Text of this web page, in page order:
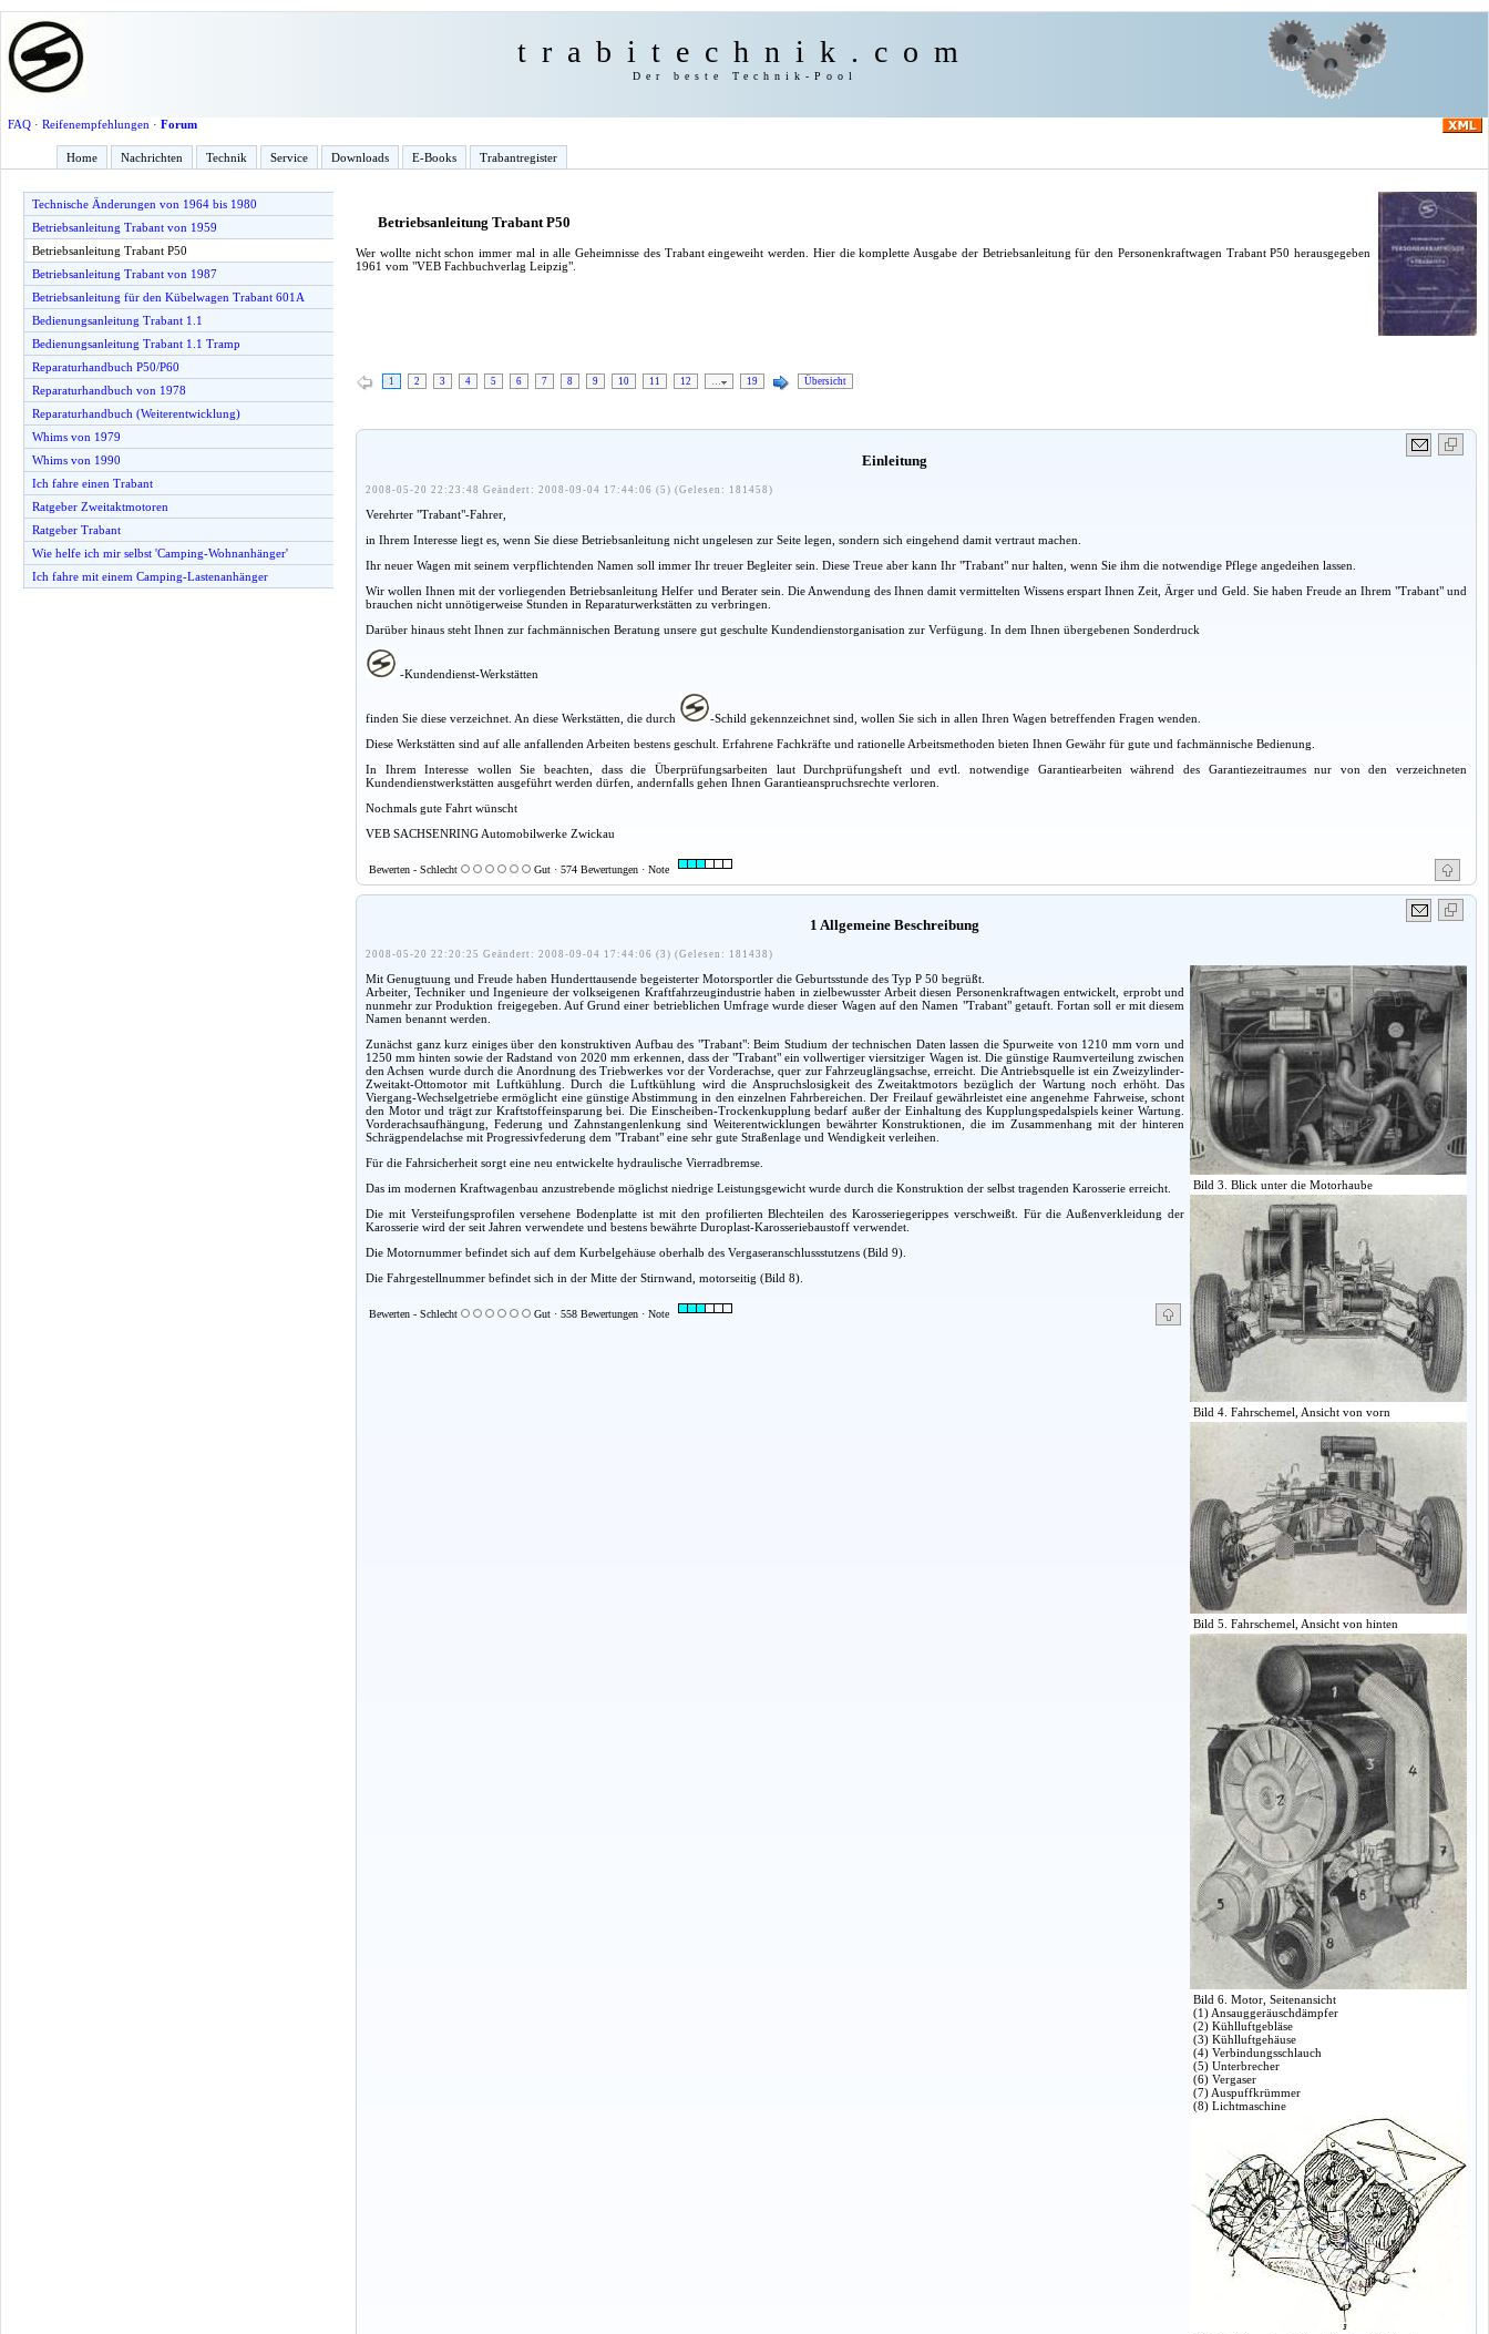
trabitechnik.com
Der beste Technik-Pool
FAQ· Reifenempfehlungen · Forum
Home Nachrichten Technik Service Downloads E-Books Trabantregister
Technische Änderungen von 1964 bis 1980
Betriebsanleitung Trabant von 1959
Betriebsanleitung Trabant P50
Betriebsanleitung Trabant von 1987
Betriebsanleitung für den Kübelwagen Trabant 601A
Bedienungsanleitung Trabant 1.1
Bedienungsanleitung Trabant 1.1 Tramp
Reparaturhandbuch P50/P60
Reparaturhandbuch von 1978
Reparaturhandbuch (Weiterentwicklung)
Whims von 1979
Whims von 1990
Ich fahre einen Trabant
Ratgeber Zweitaktmotoren
Ratgeber Trabant
Wie helfe ich mir selbst 'Camping-Wohnanhänger'
Ich fahre mit einem Camping-Lastenanhänger
Betriebsanleitung Trabant P50
Wer wollte nicht schon immer mal in alle Geheimnisse des Trabant eingeweiht werden. Hier die komplette Ausgabe der Betriebsanleitung für den Personenkraftwagen Trabant P50 herausgegeben
1961 vom "VEB Fachbuchverlag Leipzig".
1 2 3 4 5 6 7 8 9 10 11 12 … 19 Übersicht
Einleitung
2008-05-20 22:23:48 Geändert: 2008-09-04 17:44:06 (5) (Gelesen: 181458)
Verehrter "Trabant"-Fahrer,
in Ihrem Interesse liegt es, wenn Sie diese Betriebsanleitung nicht ungelesen zur Seite legen, sondern sich eingehend damit vertraut machen.
Ihr neuer Wagen mit seinem verpflichtenden Namen soll immer Ihr treuer Begleiter sein. Diese Treue aber kann Ihr "Trabant" nur halten, wenn Sie ihm die notwendige Pflege angedeihen lassen.
Wir wollen Ihnen mit der vorliegenden Betriebsanleitung Helfer und Berater sein. Die Anwendung des Ihnen damit vermittelten Wissens erspart Ihnen Zeit, Ärger und Geld. Sie haben Freude an Ihrem "Trabant" und
brauchen nicht unnötigerweise Stunden in Reparaturwerkstätten zu verbringen.
Darüber hinaus steht Ihnen zur fachmännischen Beratung unsere gut geschulte Kundendienstorganisation zur Verfügung. In dem Ihnen übergebenen Sonderdruck
-Kundendienst-Werkstätten
finden Sie diese verzeichnet. An diese Werkstätten, die durch
-Schild gekennzeichnet sind, wollen Sie sich in allen Ihren Wagen betreffenden Fragen wenden.
Diese Werkstätten sind auf alle anfallenden Arbeiten bestens geschult. Erfahrene Fachkräfte und rationelle Arbeitsmethoden bieten Ihnen Gewähr für gute und fachmännische Bedienung.
In Ihrem Interesse wollen Sie beachten, dass die Überprüfungsarbeiten laut Durchprüfungsheft und evtl. notwendige Garantiearbeiten während des Garantiezeitraumes nur von den verzeichneten
Kundendienstwerkstätten ausgeführt werden dürfen, andernfalls gehen Ihnen Garantieanspruchsrechte verloren.
Nochmals gute Fahrt wünscht
VEB SACHSENRING Automobilwerke Zwickau
Bewerten - Schlecht Gut · 574 Bewertungen · Note
1 Allgemeine Beschreibung
2008-05-20 22:20:25 Geändert: 2008-09-04 17:44:06 (3) (Gelesen: 181438)
Bild 3. Blick unter die Motorhaube
Bild 4. Fahrschemel, Ansicht von vorn
Bild 5. Fahrschemel, Ansicht von hinten
Bild 6. Motor, Seitenansicht
(1) Ansauggeräuschdämpfer
(2) Kühlluftgebläse
(3) Kühlluftgehäuse
(4) Verbindungsschlauch
(5) Unterbrecher
(6) Vergaser
(7) Auspuffkrümmer
(8) Lichtmaschine
Mit Genugtuung und Freude haben Hunderttausende begeisterter Motorsportler die Geburtsstunde des Typ P 50 begrüßt.
Arbeiter, Techniker und Ingenieure der volkseigenen Kraftfahrzeugindustrie haben in zielbewusster Arbeit diesen Personenkraftwagen entwickelt, erprobt und
nunmehr zur Produktion freigegeben. Auf Grund einer betrieblichen Umfrage wurde dieser Wagen auf den Namen "Trabant" getauft. Fortan soll er mit diesem
Namen benannt werden.
Zunächst ganz kurz einiges über den konstruktiven Aufbau des "Trabant": Beim Studium der technischen Daten lassen die Spurweite von 1210 mm vorn und
1250 mm hinten sowie der Radstand von 2020 mm erkennen, dass der "Trabant" ein vollwertiger viersitziger Wagen ist. Die günstige Raumverteilung zwischen
den Achsen wurde durch die Anordnung des Triebwerkes vor der Vorderachse, quer zur Fahrzeuglängsachse, erreicht. Die Antriebsquelle ist ein Zweizylinder-
Zweitakt-Ottomotor mit Luftkühlung. Durch die Luftkühlung wird die Anspruchslosigkeit des Zweitaktmotors bezüglich der Wartung noch erhöht. Das
Viergang-Wechselgetriebe ermöglicht eine günstige Abstimmung in den einzelnen Fahrbereichen. Der Freilauf gewährleistet eine angenehme Fahrweise, schont
den Motor und trägt zur Kraftstoffeinsparung bei. Die Einscheiben-Trockenkupplung bedarf außer der Einhaltung des Kupplungspedalspiels keiner Wartung.
Vorderachsaufhängung, Federung und Zahnstangenlenkung sind Weiterentwicklungen bewährter Konstruktionen, die im Zusammenhang mit der hinteren
Schrägpendelachse mit Progressivfederung dem "Trabant" eine sehr gute Straßenlage und Wendigkeit verleihen.
Für die Fahrsicherheit sorgt eine neu entwickelte hydraulische Vierradbremse.
Das im modernen Kraftwagenbau anzustrebende möglichst niedrige Leistungsgewicht wurde durch die Konstruktion der selbst tragenden Karosserie erreicht.
Die mit Versteifungsprofilen versehene Bodenplatte ist mit den profilierten Blechteilen des Karosseriegerippes verschweißt. Für die Außenverkleidung der
Karosserie wird der seit Jahren verwendete und bestens bewährte Duroplast-Karosseriebaustoff verwendet.
Die Motornummer befindet sich auf dem Kurbelgehäuse oberhalb des Vergaseranschlussstutzens (Bild 9).
Die Fahrgestellnummer befindet sich in der Mitte der Stirnwand, motorseitig (Bild 8).
Bewerten - Schlecht Gut · 558 Bewertungen · Note